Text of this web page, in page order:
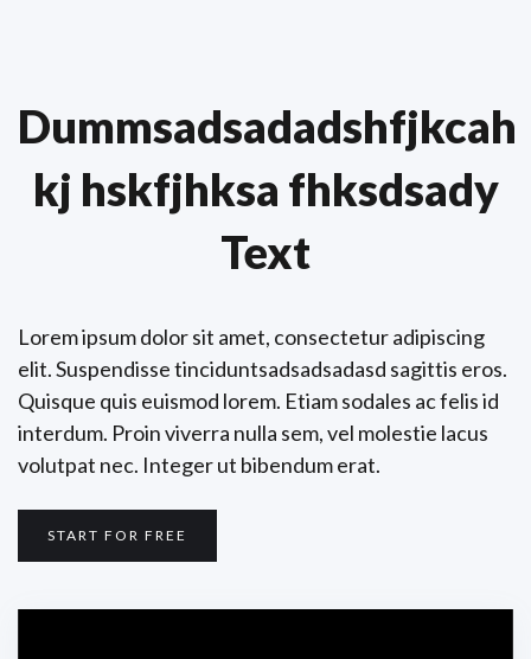
Dummsadsadadshfjkcah
kj hskfjhksa fhksdsady
Text
Lorem ipsum dolor sit amet, consectetur adipiscing
elit. Suspendisse tinciduntsadsadsadasd sagittis eros.
Quisque quis euismod lorem. Etiam sodales ac felis id
interdum. Proin viverra nulla sem, vel molestie lacus
volutpat nec. Integer ut bibendum erat.
START FOR FREE